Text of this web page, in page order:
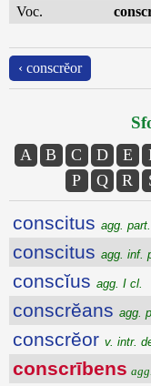
Voc.
‹ conscrĕor
A B C D E
P
Q R
conscitus agg.
conscitus agg. inf.
conscĭus agg. I cl.
conscrĕans agg.
conscrĕor v. intr.
conscrībens